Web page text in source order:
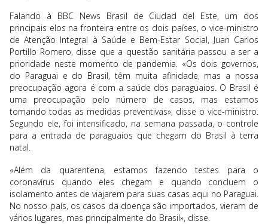
Falando à BBC News Brasil de Ciudad del Este, um dos
principais elos na fronteira entre os dois países, o vice-ministro
de Atenção Integral à Saúde e Bem-Estar Social, Juan Carlos
Portillo Romero, disse que a questão sanitária passou a ser a
prioridade neste momento de pandemia. «Os dois governos,
do Paraguai e do Brasil, têm muita afinidade, mas a nossa
preocupação agora é com a saúde dos paraguaios. O Brasil é
uma preocupação pelo número de casos, mas estamos
tomando todas as medidas preventivas», disse o vice-ministro.
Segundo ele, foi intensificado, na semana passada, o controle
para a entrada de paraguaios que chegam do Brasil à terra
natal.
«Além da quarentena, estamos fazendo testes para o
coronavírus quando eles chegam e quando concluem o
isolamento antes de viajarem para suas casas aqui no Paraguai.
No nosso país, os casos da doença são importados, vieram de
vários lugares, mas principalmente do Brasil», disse.